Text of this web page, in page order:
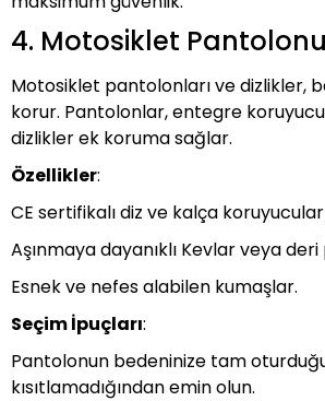
4. Motosiklet
Motosiklet pantolonları ve dizlikler,
korur. Pantolonlar, entegre
dizlikler ek koruma sağlar.
Özellikler:
CE sertifikalı diz ve kalça
Aşınmaya dayanıklı Kevlar veya
Esnek ve nefes alabilen kumaşlar.
Seçim İpuçları:
Pantolonun bedeninize tam
kısıtlamadığından emin olun.